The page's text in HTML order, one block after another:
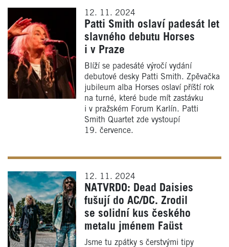
12. 11. 2024
Patti Smith oslaví padesát let
slavného debutu Horses
i v Praze
Blíží se padesáté výročí vydání
debutové desky Patti Smith. Zpěvačka
jubileum alba Horses oslaví příští rok
na turné, které bude mít zastávku
i v pražském Forum Karlín. Patti
Smith Quartet zde vystoupí
19. července.
12. 11. 2024
NATVRDO: Dead Daisies
fušují do AC/DC. Zrodil
se solidní kus českého
metalu jménem Faüst
Jsme tu zpátky s čerstvými tipy